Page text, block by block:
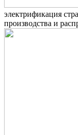
электрификация
производства и